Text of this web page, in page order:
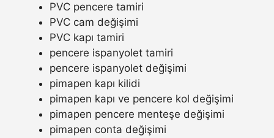
PVC pencere tamiri
PVC cam değişimi
PVC kapı tamiri
pencere ispanyolet tamiri
pencere ispanyolet değişimi
pimapen kapı kilidi
pimapen kapı ve pencere kol değişimi
pimapen pencere menteşe değişimi
pimapen conta değişimi